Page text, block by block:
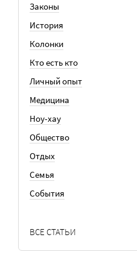
Законы
История
Колонки
Кто есть кто
Личный опыт
Медицина
Ноу-хау
Общество
Отдых
Семья
События
ВСЕ СТАТЬИ